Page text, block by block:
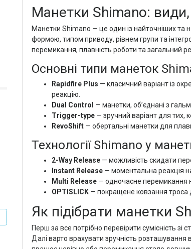
Манетки Shimano: види,
Манетки Shimano — це один із найточніших та
формою, типом приводу, рівнем групи та
перемикання, плавність роботи та загальний
Основні типи манеток
Rapidfire Plus — класичний варіант із
реакцію.
Dual Control — манетки, об’єднані з
Trigger-type— зручний варіант для тих,
RevoShift— обертальні манетки для
Технології Shimano у
2-Way Release— можливість скидати
Instant Release— моментальна реакція
Multi Release— одночасне перемикання
OPTISLICK— покращене ковзання троса
Як підібрати манетки
Перш за все потрібно перевірити сумісність зі
Далі варто врахувати зручність розташування